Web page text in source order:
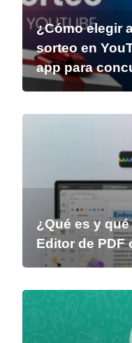
¿Cómo elegir
sorteo en
app para
¿Qué es y
Editor de PDF